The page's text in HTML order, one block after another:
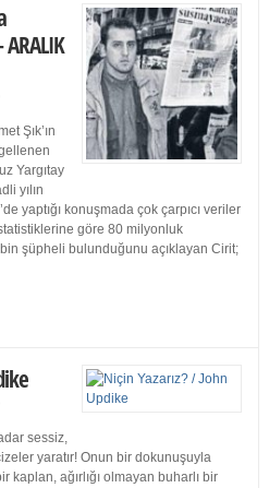
Şık’ın
Yargıtay
yılın
yaptığı konuşmada çok çarpıcı veriler
göre 80 milyonluk
şüpheli bulunduğunu açıklayan Cirit;
sessiz,
yaratır! Onun bir dokunuşuyla
ağırlığı olmayan buharlı bir